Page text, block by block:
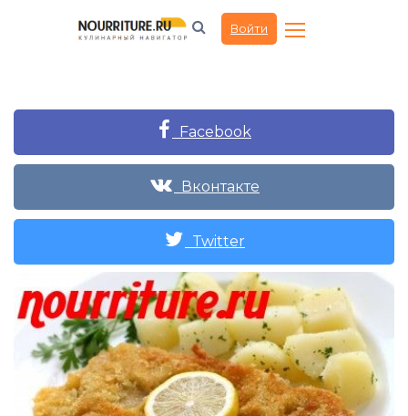
Войти
Facebook
Вконтакте
Twitter